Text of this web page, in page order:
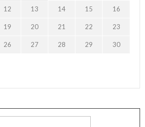
12 13 14 15 16
19 20 21 22 23
26 27 28 29 30